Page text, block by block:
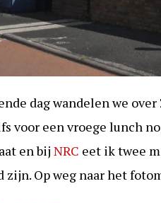
dag wandelen we
voor een vroege lunch
en bij NRC eet ik twee
zijn. Op weg naar het